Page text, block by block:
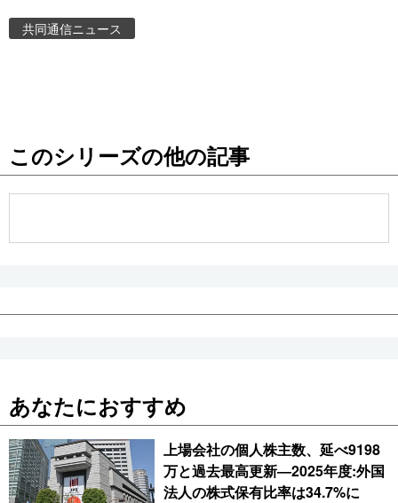
東京
共同通信ニュース
このシリーズの他の記事
あなたにおすすめ
上場会社の個人株主数、延べ9198
万と過去最高更新―2025年度:外国
法人の株式保有比率は34.7%に